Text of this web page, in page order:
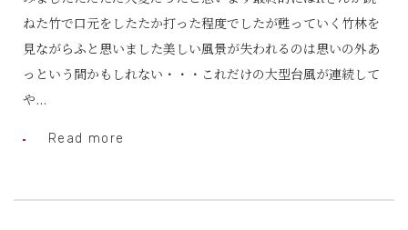
ねた竹で口元をしたたか打った程度でしたが甦っていく竹林を
見ながらふと思いました美しい風景が失われるのは思いの外あ
っという間かもしれない・・・これだけの大型台風が連続して
や...
Read more